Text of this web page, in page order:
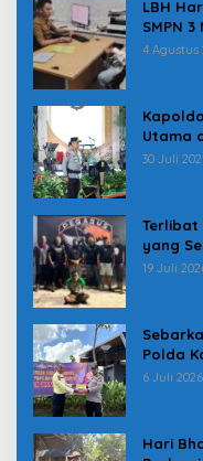
LBH
SMPN
Pindah
4 Agustus
Utama
Karolog
30 Juli
Terlibat
yang
Tim
19 Juli
Polda
6 Juli 2026
Hari